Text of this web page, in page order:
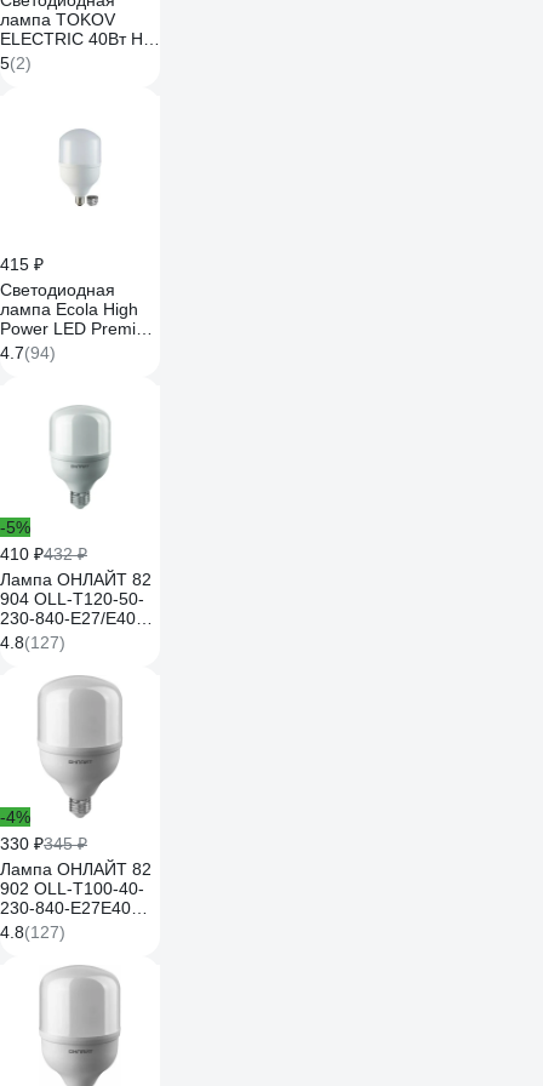
лампа TOKOV
ELECTRIC 40Вт HP
4000К Е40/Е27 176-
264В TKE-HP-
5(2)
415 ₽
Светодиодная
лампа Ecola High
Power LED Premium
40W 220V универс.
E27/E40 лампа
HPUV40ELC
4.7(94)
-5%
410 ₽432 ₽
Лампа ОНЛАЙТ 82
904 OLL-T120-50-
230-840-E27/Е40
82904
4.8(127)
-4%
330 ₽345 ₽
Лампа ОНЛАЙТ 82
902 OLL-T100-40-
230-840-E27E40
82902
4.8(127)